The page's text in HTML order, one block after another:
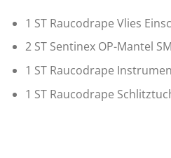
1 ST Raucodrape Vlies
2 ST Sentinex OP-Mantel
1 ST Raucodrape
1 ST Raucodrape